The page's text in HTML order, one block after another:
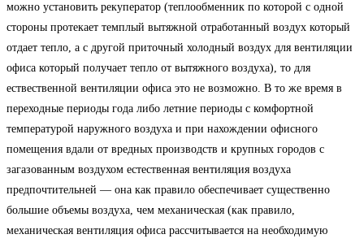
можно установить рекуператор (теплообменник по которой с одной
стороны протекает темплый вытяжной отработанный воздух который
отдает тепло, а с другой приточный холодный воздух для вентиляции
офиса который получает тепло от вытяжного воздуха), то для
ествественной вентиляции офиса это не возможно. В то же время в
переходные периоды года либо летние периоды с комфортной
температурой наружного воздуха и при нахождении офисного
помещения вдали от вредных производств и крупных городов с
загазованным воздухом естественная вентиляция воздуха
предпочтительней — она как правило обеспечивает существенно
большие объемы воздуха, чем механическая (как правило,
механическая вентиляция офиса рассчитывается на необходимую